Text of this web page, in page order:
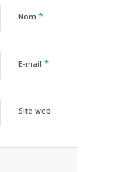
Nom *
E-mail *
Site web